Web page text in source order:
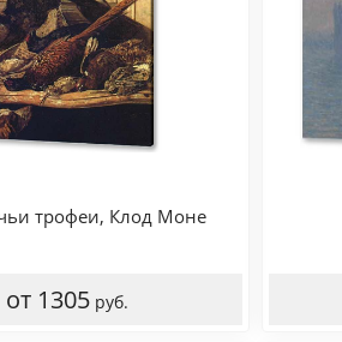
трофеи, Клод Моне
от 1305 руб.